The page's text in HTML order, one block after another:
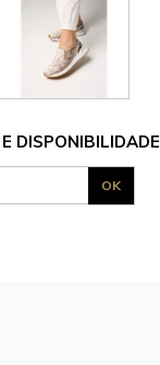
DISPONIBILIDADE